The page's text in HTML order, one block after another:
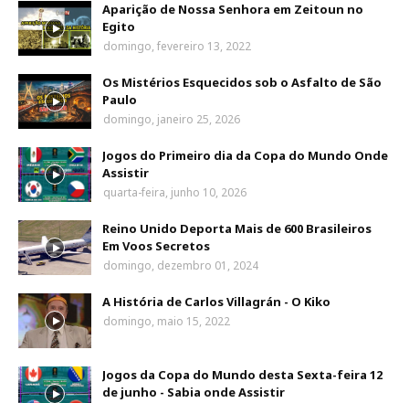
Aparição de Nossa Senhora em Zeitoun no
Egito
domingo, fevereiro 13, 2022
Os Mistérios Esquecidos sob o Asfalto de São
Paulo
domingo, janeiro 25, 2026
Jogos do Primeiro dia da Copa do Mundo Onde
Assistir
quarta-feira, junho 10, 2026
Reino Unido Deporta Mais de 600 Brasileiros
Em Voos Secretos
domingo, dezembro 01, 2024
A História de Carlos Villagrán - O Kiko
domingo, maio 15, 2022
Jogos da Copa do Mundo desta Sexta-feira 12
de junho - Sabia onde Assistir